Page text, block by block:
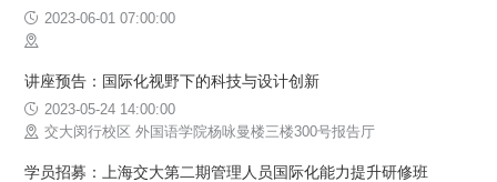
2023-06-01 07:00:00
讲座预告：国际化视野下的科技与设计创新
2023-05-24 14:00:00
交大闵行校区 外国语学院杨咏曼楼三楼300号报告厅
学员招募：上海交大第二期管理人员国际化能力提升研修班